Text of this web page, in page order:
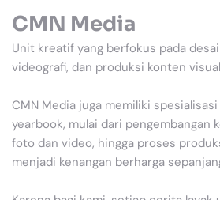
CMN Media
Unit kreatif yang berfokus pada
videografi, dan produksi konten
CMN Media juga memiliki
yearbook, mulai dari pengembangan
foto dan video, hingga proses
menjadi kenangan berharga